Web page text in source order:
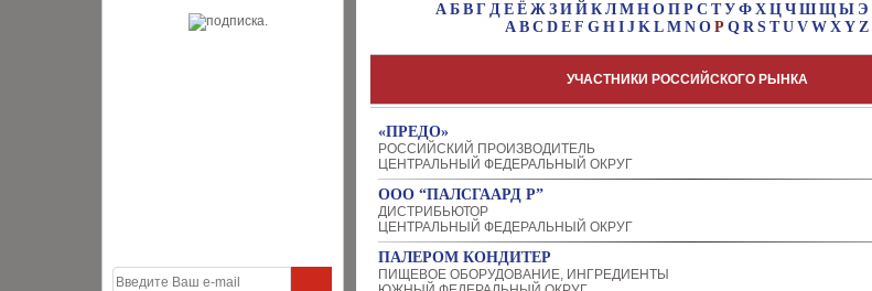
А Б В Г Д Е Ё Ж З И Й К Л М Н О П Р С Т У Ф Х Ц Ч Ш Щ Ы Э
A B C D E F G H I J K L M N O P Q R S T U V W X Y Z
УЧАСТНИКИ РОССИЙСКОГО РЫНКА
«ПРЕДО»
РОССИЙСКИЙ ПРОИЗВОДИТЕЛЬ
ЦЕНТРАЛЬНЫЙ ФЕДЕРАЛЬНЫЙ ОКРУГ
ООО “ПАЛСГААРД Р”
ДИСТРИБЬЮТОР
ЦЕНТРАЛЬНЫЙ ФЕДЕРАЛЬНЫЙ ОКРУГ
ПАЛЕРОМ КОНДИТЕР
ПИЩЕВОЕ ОБОРУДОВАНИЕ, ИНГРЕДИЕНТЫ